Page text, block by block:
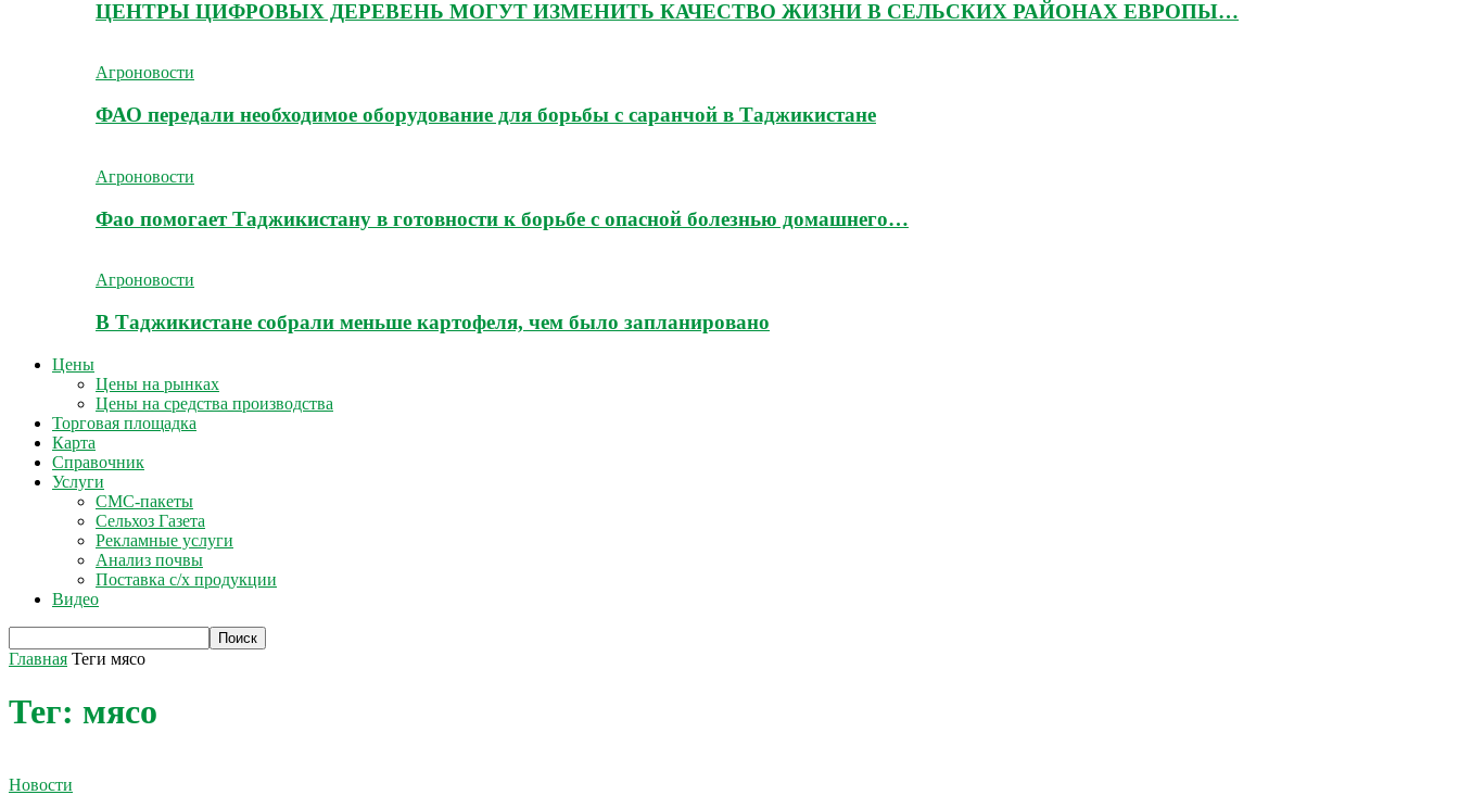
ЦЕНТРЫ ЦИФРОВЫХ ДЕРЕВЕНЬ МОГУТ ИЗМЕНИТЬ КАЧЕСТВО ЖИЗНИ В СЕЛЬСКИХ РАЙОНАХ ЕВРОПЫ…
Агроновости
ФАО передали необходимое оборудование для борьбы с саранчой в Таджикистане
Агроновости
Фао помогает Таджикистану в готовности к борьбе с опасной болезнью домашнего…
Агроновости
В Таджикистане собрали меньше картофеля, чем было запланировано
Цены
Цены на рынках
Цены на средства производства
Торговая площадка
Карта
Справочник
Услуги
СМС-пакеты
Сельхоз Газета
Рекламные услуги
Анализ почвы
Поставка с/х продукции
Видео
Главная Теги мясо
Тег: мясо
Новости